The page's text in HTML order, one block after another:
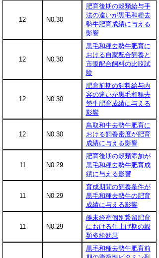
12 N0.30
肥育後期の穀類給与手
法の違いが黒毛和種去
勢牛肥育成績に与える
影響
12 N0.30
黒毛和種去勢牛肥育に
おける自家配合飼養と
市販配合飼料の比較試
験
12 N0.30
肥育前期の飼料給与内
容の違いが黒毛和種去
勢牛肥育成績に与える
影響
12 N0.30
鳥取和牛去勢牛肥育に
おける飼養密度が肥育
成績に与える影響
11 N0.29
肥育後期の穀類添加が
黒毛和種去勢牛肥育成
績に与える影響
11 N0.29
育成期間の飼養条件が
黒毛和種去勢牛の肥育
成績に与える影響
11 N0.29
雌未経産個別繋留肥育
における仕上げ期の穀
類多給効果
黒毛和種去勢牛肥育前